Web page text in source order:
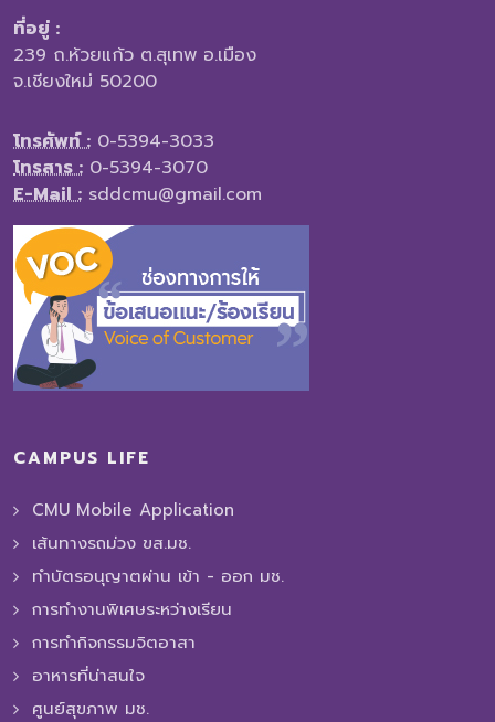
ที่อยู่ :
239 ถ.ห้วยแก้ว ต.สุเทพ อ.เมือง
จ.เชียงใหม่ 50200
โทรศัพท์ : 0-5394-3033
โทรสาร : 0-5394-3070
E-Mail : sddcmu@gmail.com
CAMPUS LIFE
CMU Mobile Application
เส้นทางรถม่วง ขส.มช.
ทำบัตรอนุญาตผ่าน เข้า - ออก มช.
การทํางานพิเศษระหว่างเรียน
การทำกิจกรรมจิตอาสา
อาหารที่น่าสนใจ
ศูนย์สุขภาพ มช.